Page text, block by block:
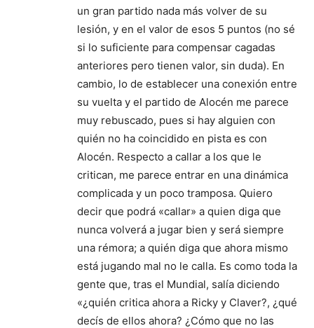
un gran partido nada más volver de su
lesión, y en el valor de esos 5 puntos (no sé
si lo suficiente para compensar cagadas
anteriores pero tienen valor, sin duda). En
cambio, lo de establecer una conexión entre
su vuelta y el partido de Alocén me parece
muy rebuscado, pues si hay alguien con
quién no ha coincidido en pista es con
Alocén. Respecto a callar a los que le
critican, me parece entrar en una dinámica
complicada y un poco tramposa. Quiero
decir que podrá «callar» a quien diga que
nunca volverá a jugar bien y será siempre
una rémora; a quién diga que ahora mismo
está jugando mal no le calla. Es como toda la
gente que, tras el Mundial, salía diciendo
«¿quién critica ahora a Ricky y Claver?, ¿qué
decís de ellos ahora? ¿Cómo que no las